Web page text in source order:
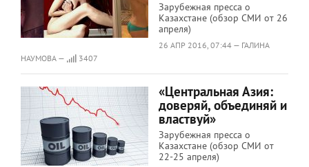
Зарубежная пресса о
Казахстане (обзор СМИ от 26
апреля)
26 АПР 2016, 07:44 — ГАЛИНА
НАУМОВА —
3407
«Центральная Азия:
доверяй, объединяй и
властвуй»
Зарубежная пресса о
Казахстане (обзор СМИ от
22-25 апреля)